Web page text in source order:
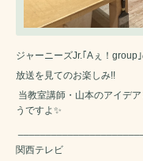
ジャーニーズJr.｢Aぇ！
放送を見てのお楽しみ!!
当教室講師・山本のアイデ
うですよ✨
関西テレビ